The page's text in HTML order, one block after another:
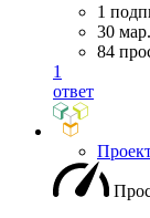
1
30 мар.
84
1
ответ